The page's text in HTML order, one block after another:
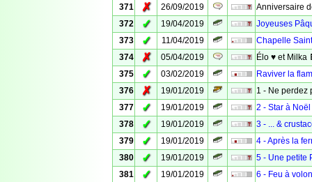
371
✗ 26/09/2019
Anniversaire
372
✓ 19/04/2019
Joyeuses
373
✓ 11/04/2019
Chapelle
374
✗ 05/04/2019
Élo ♥️ et Milka
375
✓ 03/02/2019
Raviver la
376
✗ 19/01/2019
1 - Ne perdez
377
✓ 19/01/2019
2 - Star à Noël
378
✓ 19/01/2019
3 - ... &
379
✓ 19/01/2019
4 - Après la
380
✓ 19/01/2019
5 - Une petite
381
✓ 19/01/2019
6 - Feu à